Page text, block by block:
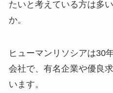
たいと考えている方は多
か。
ヒューマンリソシアは30
会社で、有名企業や優良
います。